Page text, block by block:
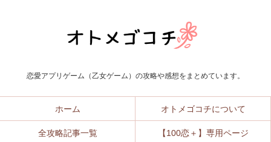
恋愛アプリゲーム（乙女ゲーム）の攻略や感想をまとめています。
ホーム オトメゴコチについて
全攻略記事一覧 【100恋＋】専用ページ